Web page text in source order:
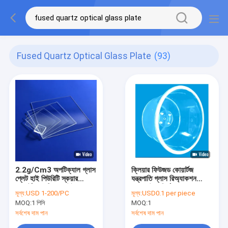
Fused Quartz Optical Glass Plate (93)
2.2g/Cm3 অপটিক্যাল গ্লাস
প্লেট হাই পিউরিটি স্কয়ার
মূল্য:USD 1-200/PC
MOQ:1 পিসি
সর্বশেষ দাম পান
ক্লিয়ার ফিউজড কোয়ার্টজ
যন্ত্রপাতি গ্লাস রিঅ্যাকশন
মূল্য:USD0.1 per piece
MOQ:1
সর্বশেষ দাম পান